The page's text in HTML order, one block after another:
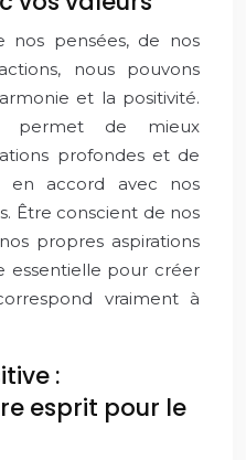
nos pensées, de nos
nous pouvons
et la positivité.
permet de mieux
profondes et de
en accord avec nos
Être conscient de nos
propres aspirations
essentielle pour créer
vraiment à
:
esprit pour le